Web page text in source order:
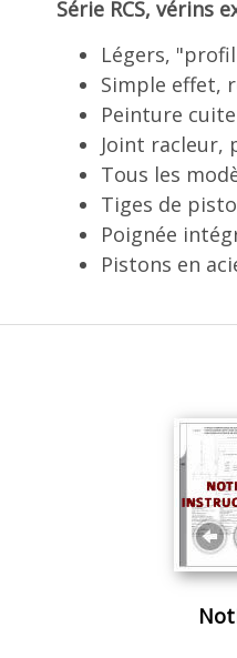
Série RCS, vérins
Légers,
Simple effet,
Peinture
Joint racleur,
Tous les
Tiges de
Poignée
Pistons en